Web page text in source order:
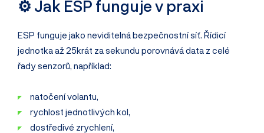
⚙️ Jak ESP funguje v praxi
ESP funguje jako neviditelná bezpečnostní síť. Řídicí
jednotka až 25krát za sekundu porovnává data z celé
řady senzorů, například:
natočení volantu,
rychlost jednotlivých kol,
dostředivé zrychlení,